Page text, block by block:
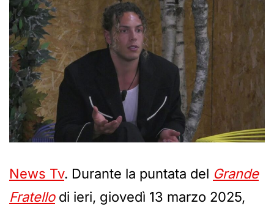
News Tv. Durante la puntata del Grande
Fratellodi ieri, giovedì 13 marzo 2025,